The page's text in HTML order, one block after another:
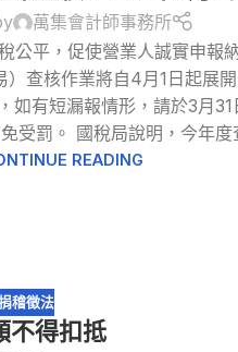
萬集會計師事務所
公平，促使營業人誠實申報納
）查核作業將自4月1日起展
如有短漏報情形，請於3月
受罰。 國稅局說明，今年度
READING
稽徵法
不得扣抵